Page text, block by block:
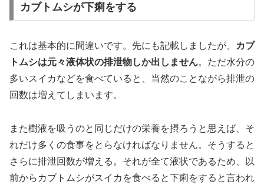
カブトムシが下痢をする
これは基本的に間違いです。先にも記載しましたが、
カブ
トムシは元々液体状の排泄物しか出しません。ただ水分の
多いスイカなどを食べていると、当然のことながら排泄の
回数は増えてしまいます。
また樹液を吸うのと同じだけの栄養を摂ろうと思えば、そ
れだけ多くの食事をとらなければなりません。そうすると
さらに排泄回数が増える。それが全て液状であるため、以
前からカブトムシがスイカを食べると下痢をすると言われ